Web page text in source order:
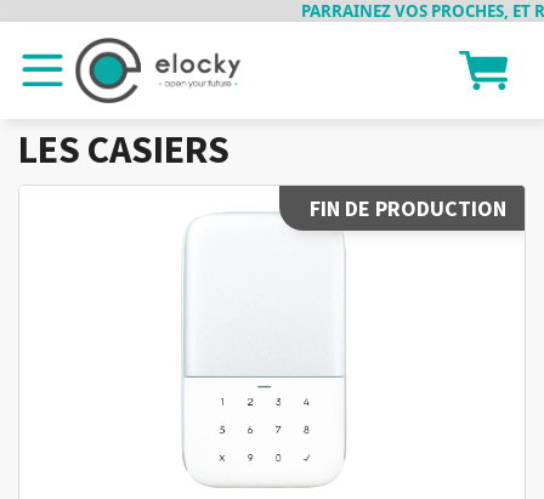
PARRAINEZ VOS PROCHES, ET
LES CASIERS
FIN DE PRODUCTION